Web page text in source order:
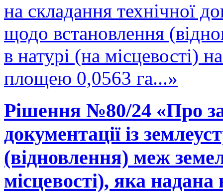
на складання технічної
щодо встановлення
в натурі (на місцевості)
площею 0,0563 га...»
Рішення №80/24 «Про
документації із
(відновлення) меж
місцевості), яка надана